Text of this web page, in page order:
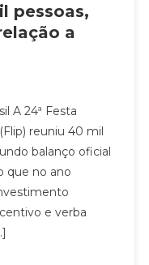
pessoas,
a
A 24ª Festa
reuniu 40 mil
balanço oficial
que no ano
e verba